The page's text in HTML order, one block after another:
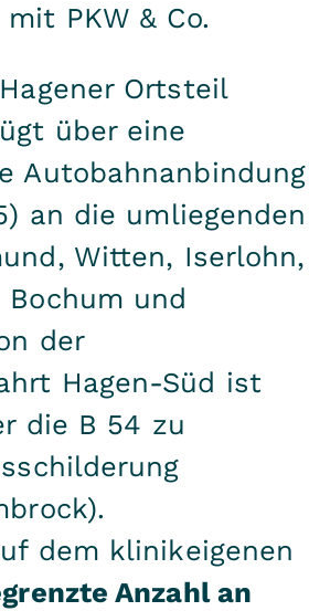
PKW & Co.
Ortsteil
über eine
Autobahnanbindung
an die umliegenden
Witten, Iserlohn,
Bochum und
der
Hagen-Süd ist
die B 54 zu
dem klinikeigenen
Anzahl an